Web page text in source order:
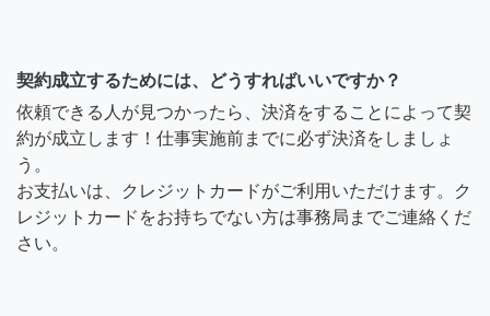
契約成立するためには、どうすればいいですか？
依頼できる人が見つかったら、決済をすることによって契
約が成立します！仕事実施前までに必ず決済をしましょ
う。
お支払いは、クレジットカードがご利用いただけます。ク
レジットカードをお持ちでない方は事務局までご連絡くだ
さい。